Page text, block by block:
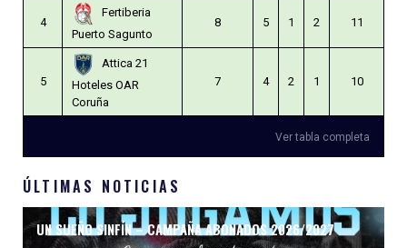
4
Fertiberia
Puerto Sagunto
8 5 1 2 11
5
Attica 21
Hoteles OAR
Coruña
7 4 2 1 10
Ver tabla completa
ÚLTIMAS NOTICIAS
UN SUEÑO SINFÍN – CAMPAÑA ABONADOS 2026/2027